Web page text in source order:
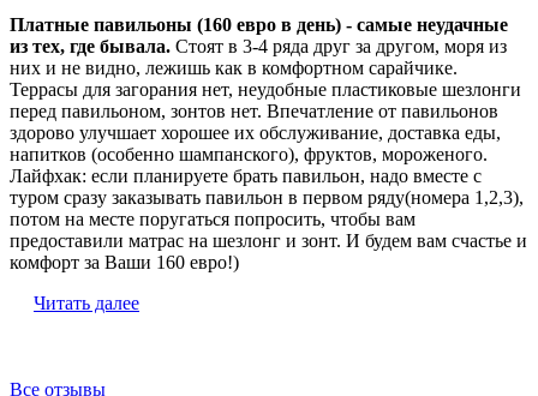
Платные павильоны (160 евро в день) - самые неудачные
из тех, где бывала. Стоят в 3-4 ряда друг за другом, моря из
них и не видно, лежишь как в комфортном сарайчике.
Террасы для загорания нет, неудобные пластиковые шезлонги
перед павильоном, зонтов нет. Впечатление от павильонов
здорово улучшает хорошее их обслуживание, доставка еды,
напитков (особенно шампанского), фруктов, мороженого.
Лайфхак: если планируете брать павильон, надо вместе с
туром сразу заказывать павильон в первом ряду(номера 1,2,3),
потом на месте поругаться попросить, чтобы вам
предоставили матрас на шезлонг и зонт. И будем вам счастье и
комфорт за Ваши 160 евро!)
Читать далее
Все отзывы